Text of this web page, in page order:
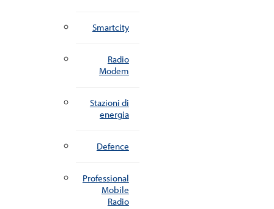
Smartcity
Radio
Modem
Stazioni di
energia
Defence
Professional
Mobile
Radio